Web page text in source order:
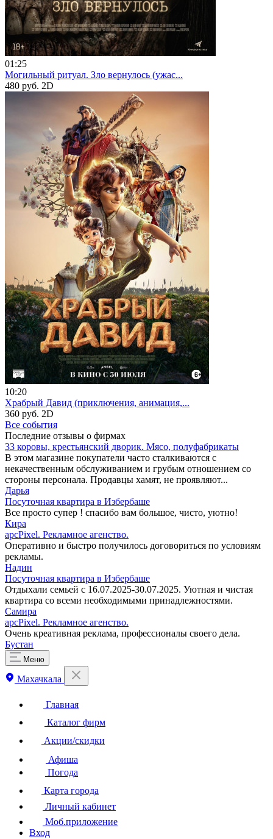
01:25
Могильный ритуал. Зло вернулось (ужас...
480 руб. 2D
10:20
Храбрый Давид (приключения, анимация,...
360 руб. 2D
Все события
Последние отзывы о фирмах
33 коровы, крестьянский дворик. Мясо, полуфабрикаты
В этом магазине покупатели часто сталкиваются с
некачественным обслуживанием и грубым отношением со
стороны персонала. Продавцы хамят, не проявляют...
Дарья
Посуточная квартира в Избербаше
Все просто супер ! спасибо вам большое, чисто, уютно!
Кира
apcPixel. Рекламное агенство.
Оперативно и быстро получилось договориться по условиям
рекламы.
Надин
Посуточная квартира в Избербаше
Отдыхали семьей с 16.07.2025-30.07.2025. Уютная и чистая
квартира со всеми необходимыми принадлежностями.
Самира
apcPixel. Рекламное агенство.
Очень креативная реклама, профессионалы своего дела.
Бустан
Меню
Махачкала
Главная
Каталог фирм
Акции/скидки
Афиша
Погода
Карта города
Личный кабинет
Моб.приложение
Вход